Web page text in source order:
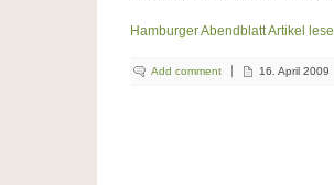
Hamburger Abendblatt Artikel
Add comment 16. April 2009